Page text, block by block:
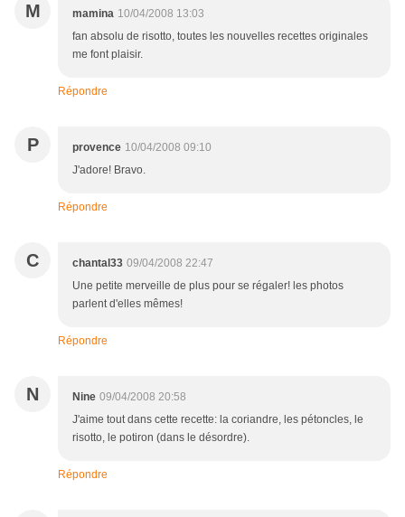
M mamina 10/04/2008 13:03
fan absolu de risotto, toutes les nouvelles recettes originales
me font plaisir.
Répondre
P provence 10/04/2008 09:10
J'adore! Bravo.
Répondre
C chantal33 09/04/2008 22:47
Une petite merveille de plus pour se régaler! les photos
parlent d'elles mêmes!
Répondre
N Nine 09/04/2008 20:58
J'aime tout dans cette recette: la coriandre, les pétoncles, le
risotto, le potiron (dans le désordre).
Répondre